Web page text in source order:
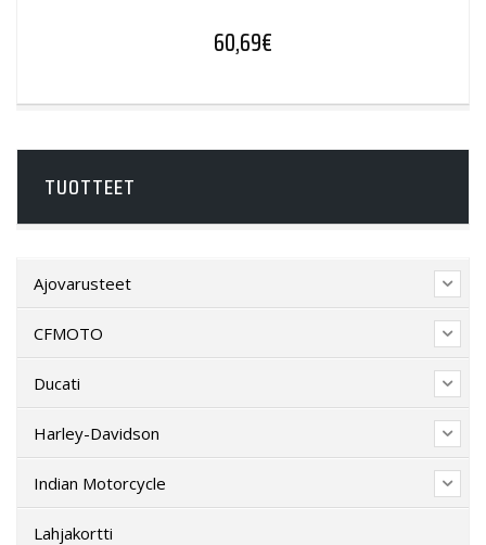
60,69€
TUOTTEET
Ajovarusteet
CFMOTO
Ducati
Harley-Davidson
Indian Motorcycle
Lahjakortti